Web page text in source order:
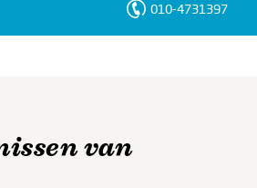
010-4731397
van